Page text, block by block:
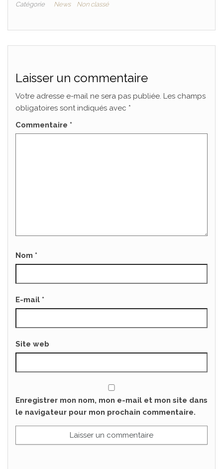
Catégorie News Non classé
Laisser un commentaire
Votre adresse e-mail ne sera pas publiée. Les champs
obligatoires sont indiqués avec *
Commentaire *
Nom *
E-mail *
Site web
Enregistrer mon nom, mon e-mail et mon site dans
le navigateur pour mon prochain commentaire.